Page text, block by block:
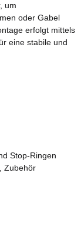
um
oder Gabel
erfolgt mittels
eine stabile und
Stop-Ringen
Zubehör